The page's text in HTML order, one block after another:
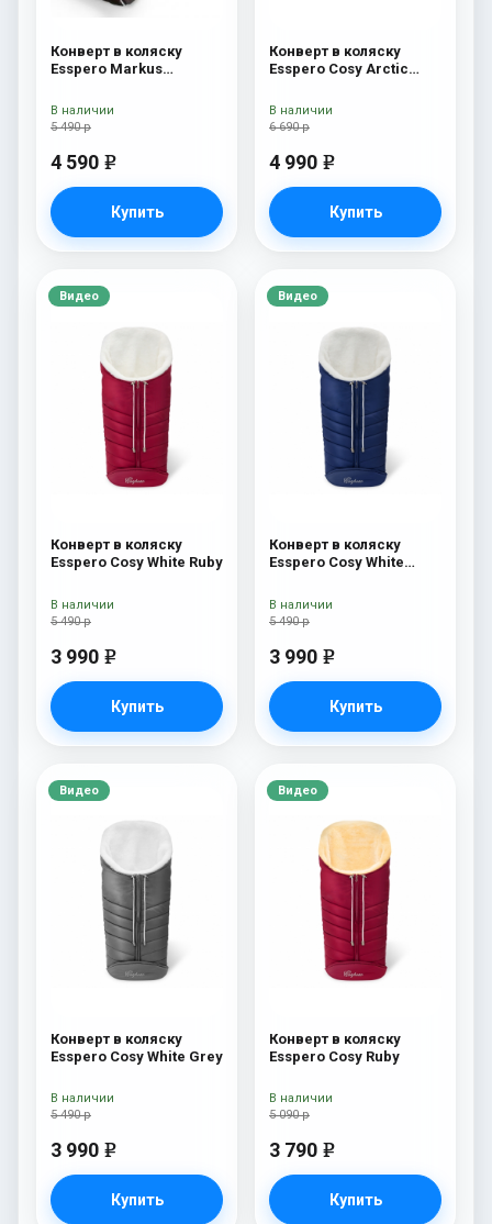
Конверт в коляску
Esspero Markus
шерсть) Chocolat
5 490 р
4 590 e
Купить
В наличии
Конверт в коляску
Esspero Cosy Arctic
6 690 р
4 990 e
Купить
В наличии
Видео
Конверт в коляску
Esspero Cosy White Ruby
5 490 р
3 990 e
Купить
В наличии
Видео
Конверт в коляску
Esspero Cosy White
5 490 р
3 990 e
Купить
В наличии
Видео
Конверт в коляску
Esspero Cosy White Grey
5 490 р
3 990 e
Купить
В наличии
Видео
Конверт в коляску
Esspero Cosy Ruby
5 090 р
3 790 e
Купить
В наличии